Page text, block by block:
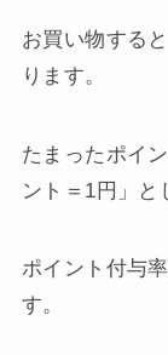
お買い物する
ります。
たまったポイ
ント＝1円」と
ポイント付与
す。